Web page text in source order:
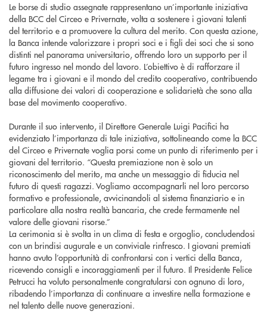
Le borse di studio assegnate rappresentano un’importante iniziativa
della BCC del Circeo e Privernate, volta a sostenere i giovani talenti
del territorio e a promuovere la cultura del merito. Con questa azione,
la Banca intende valorizzare i propri soci e i figli dei soci che si sono
distinti nel panorama universitario, offrendo loro un supporto per il
futuro ingresso nel mondo del lavoro. L’obiettivo è di rafforzare il
legame tra i giovani e il mondo del credito cooperativo, contribuendo
alla diffusione dei valori di cooperazione e solidarietà che sono alla
base del movimento cooperativo.
Durante il suo intervento, il Direttore Generale Luigi Pacifici ha
evidenziato l’importanza di tale iniziativa, sottolineando come la BCC
del Circeo e Privernate voglia porsi come un punto di riferimento per i
giovani del territorio. “Questa premiazione non è solo un
riconoscimento del merito, ma anche un messaggio di fiducia nel
futuro di questi ragazzi. Vogliamo accompagnarli nel loro percorso
formativo e professionale, avvicinandoli al sistema finanziario e in
particolare alla nostra realtà bancaria, che crede fermamente nel
valore delle giovani risorse.”
La cerimonia si è svolta in un clima di festa e orgoglio, concludendosi
con un brindisi augurale e un conviviale rinfresco. I giovani premiati
hanno avuto l’opportunità di confrontarsi con i vertici della Banca,
ricevendo consigli e incoraggiamenti per il futuro. Il Presidente Felice
Petrucci ha voluto personalmente congratularsi con ognuno di loro,
ribadendo l’importanza di continuare a investire nella formazione e
nel talento delle nuove generazioni.